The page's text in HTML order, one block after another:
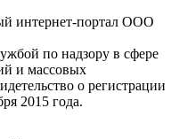
интернет-портал ООО
по надзору в сфере
и массовых
о регистрации
2015 года.